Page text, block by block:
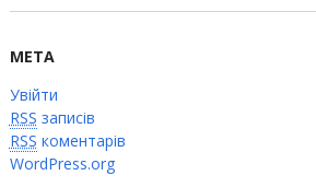
МЕТА
Увійти
RSS записів
RSS коментарів
WordPress.org